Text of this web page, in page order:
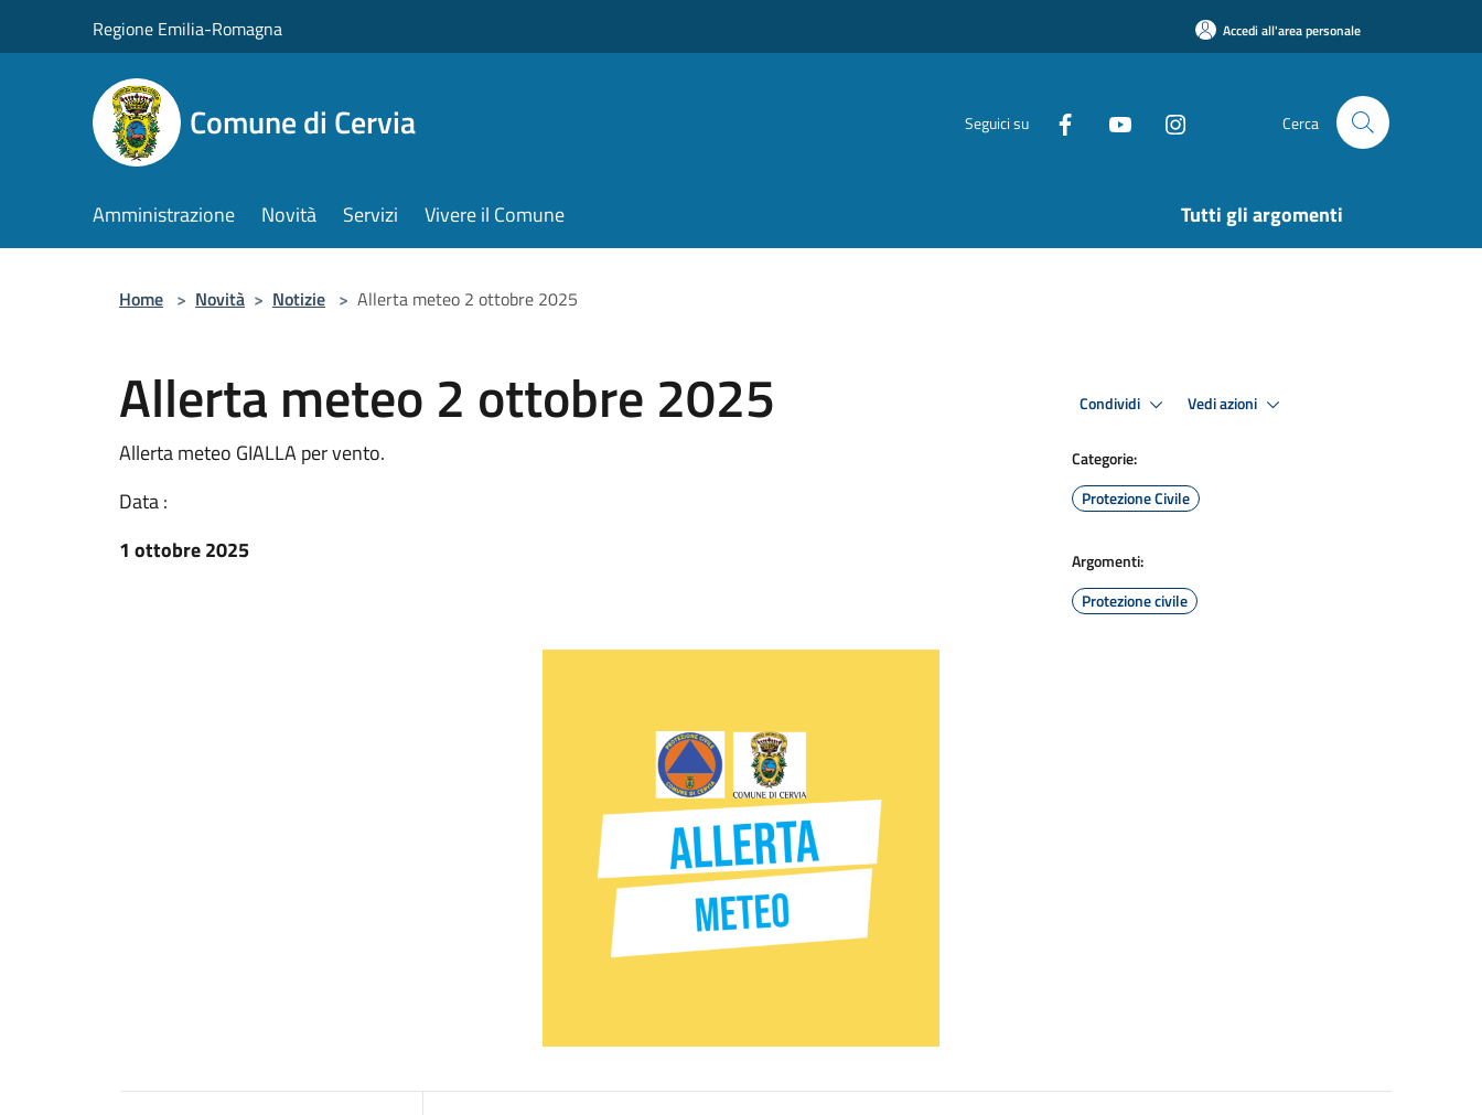
Regione Emilia-Romagna Accedi all'area personale
Comune di Cervia Seguici su Cerca
Amministrazione Novità Servizi Vivere il Comune Tutti gli argomenti
Home > Novità > Notizie > Allerta meteo 2 ottobre 2025
Allerta meteo 2 ottobre 2025
Allerta meteo GIALLA per vento.
Data :
1 ottobre 2025
Condividi Vedi azioni
Categorie:
Protezione Civile
Argomenti:
Protezione civile